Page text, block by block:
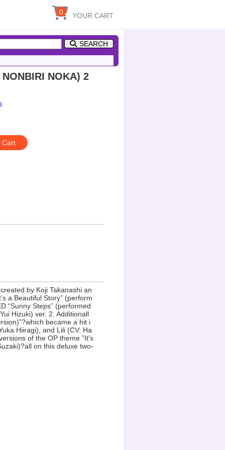
YOUR CART
0
SEARCH
NOKA) 2
Cart
by Koji Takanashi an
a Beautiful Story” (perform
“Sunny Steps” (performed
Hizuki) ver. 2. Additionall
became a hit i
Hiiragi), and Lili (CV: Ha
of the OP theme ”It's
on this deluxe two-